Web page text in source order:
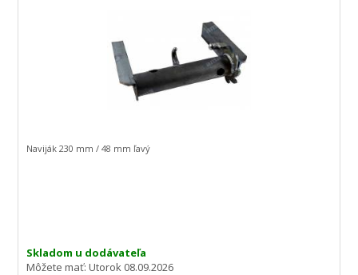
Skladom u dodávateľa
Môžete mať:Utorok 08.09.2026
Naviják 230 mm / 48 mm ľavý